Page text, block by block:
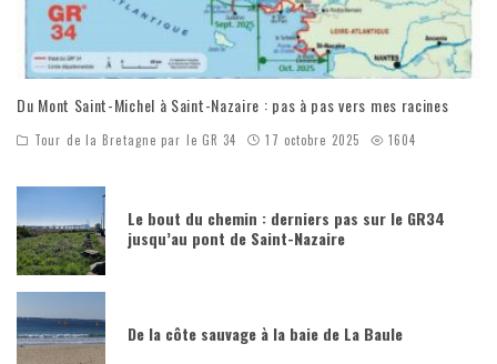
Du Mont Saint-Michel à Saint-Nazaire : pas à pas vers mes racines
Tour de la Bretagne par le GR 34 17 octobre 2025 1604
Le bout du chemin : derniers pas sur le GR34
jusqu’au pont de Saint-Nazaire
De la côte sauvage à la baie de La Baule